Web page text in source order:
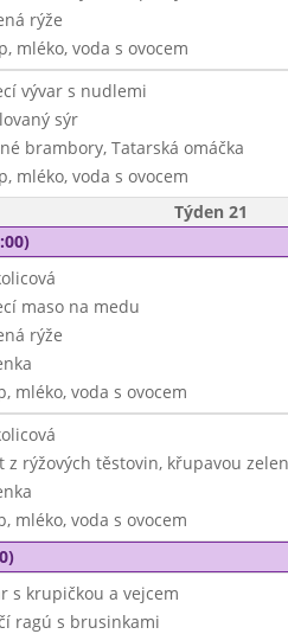
rýže
mléko, voda s ovocem
vývar s nudlemi
sýr
brambory, Tatarská omáčka
mléko, voda s ovocem
Týden 21
maso na medu
rýže
mléko, voda s ovocem
z rýžových těstovin, křupavou
mléko, voda s ovocem
s krupičkou a vejcem
ragú s brusinkami